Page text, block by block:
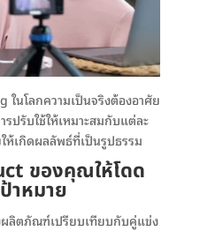
นโลกความเป็นจริงต้องอาศัย
รปรับใช้ให้เหมาะสมกับแต่ละ
ห้เกิดผลลัพธ์ที่เป็นรูปธรรม
ของคุณให้โดด
าหมาย
ผลิตภัณฑ์เปรียบเทียบกับคู่แข่ง